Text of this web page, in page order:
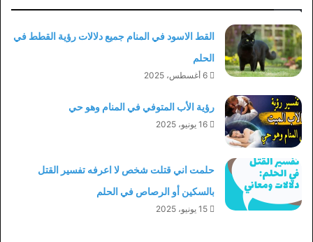
القط الاسود في المنام جميع دلالات رؤية القطط في
الحلم
6 أغسطس، 2025
رؤية الأب المتوفي في المنام وهو حي
16 يونيو، 2025
حلمت اني قتلت شخص لا اعرفه تفسير القتل
بالسكين أو الرصاص في الحلم
15 يونيو، 2025